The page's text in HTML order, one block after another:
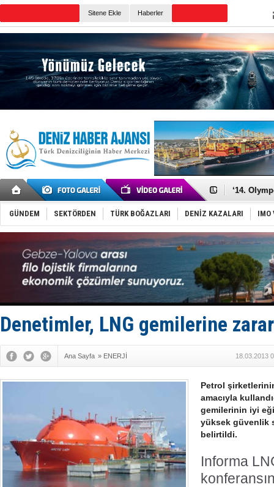
Sitene Ekle Haberler
Denizcilik
‘14.
Taksi
TÜRKLİM
SOCAR da
D-Marin,
Van’da
TAYK -
GÜNDEM SEKTÖRDEN TÜRK BOĞAZLARI DENİZ KAZALARI IMO
Denetimler, LNG gemilerine
Ana Sayfa » ENERJİ 18.03.2013
Petrol
amacıyla
gemilerinin iyi
yüksek güvenlik
belirtildi.
Informa